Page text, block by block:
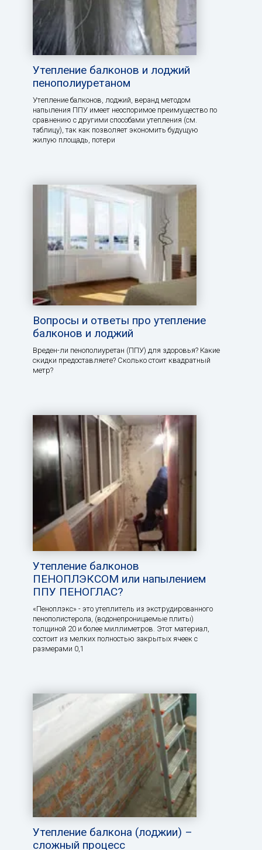
Утепление балконов и лоджий
пенополиуретаном
Утепление балконов, лоджий, веранд методом
напыления ППУ имеет неоспоримое преимущество по
сравнению с другими способами утепления (см.
таблицу), так как позволяет экономить будущую
жилую площадь, потери
Вопросы и ответы про утепление
балконов и лоджий
Вреден-ли пенополиуретан (ППУ) для здоровья? Какие
скидки предоставляете? Сколько стоит квадратный
метр?
Утепление балконов
ПЕНОПЛЭКСОМ или напылением
ППУ ПЕНОГЛАС?
«Пеноплэкс» - это утеплитель из экструдированного
пенополистерола, (водонепроницаемые плиты)
толщиной 20 и более миллиметров. Этот материал,
состоит из мелких полностью закрытых ячеек с
размерами 0,1
Утепление балкона (лоджии) –
сложный процесс